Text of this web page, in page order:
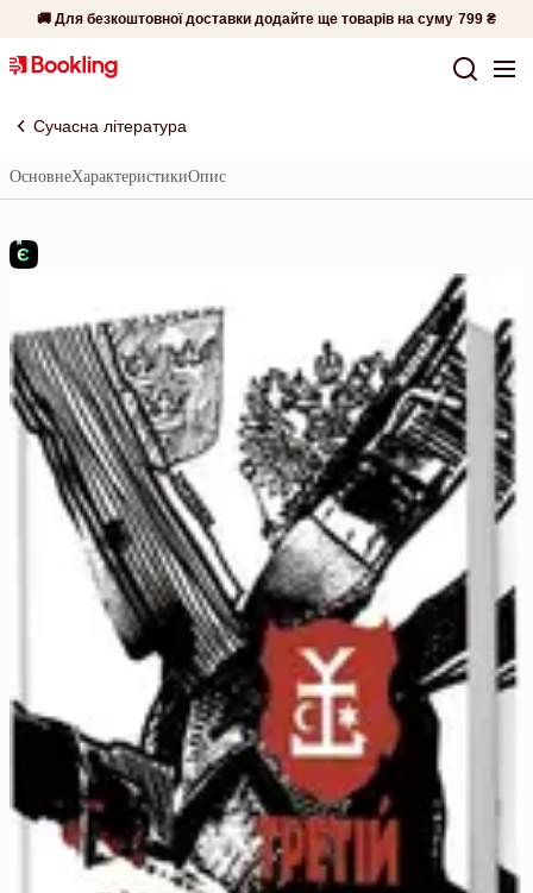
🚚 Для безкоштовної доставки додайте ще товарів на суму 799 ₴
Сучасна література
ОсновнеХарактеристикиОпис